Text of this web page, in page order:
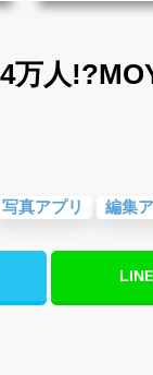
＆おすすめ
ック・ダンス・
ク
ク
スト
スト
エット・その他
マーソング)
2017年「洋楽」
最新のヒッ
人気曲&おす
音楽ランキ
ラブソング(
応援ソング
バラード・
友達&友情
スポーツ・
卒業ソング&
10、20代に人
SNS・音楽ア
勉強・試験・
春うた&桜ソ
夏歌(サマー
ハロウィン
冬歌&クリス
元気が出る歌
テンションが
大切な人に贈
お別れの曲
パーティーソ
ドライブ音楽
カラオケ
誕生日ソン
ウェディン
メロディ・
音楽BGM&
学校(行事・
発売年代別
自然音BGM・
"総"アーティ
万人
写真アプリ 編集
LINE